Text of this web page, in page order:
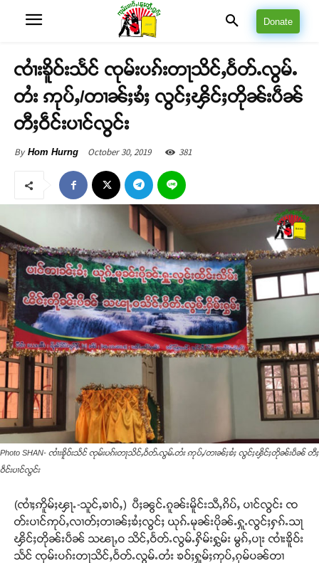
Donate
ၸၢႆးၶိူဝ်းသႅင် ၸုမ်းပၵ်းတႃသိင်ႇဝႅတ်ႉလွမ်ႉ
တႆး ဢုပ်ႇ/တၢၼ်ႈၶႆႈ လွင်ႈၾိင်ႈတိုၼ်းပဵၼ်
တီႈဝဵင်းပၢင်လွင်း
By Hom Hurng October 30, 2019 381
Photo SHAN- ၸၢႆးၶိူဝ်းသႅင် ၸုမ်းပၵ်းတႃသိင်ႇဝႅတ်ႉလွမ်ႉတႆး ဢုပ်ႇ/တၢၼ်ႈၶႆႈ လွင်ႈၾိင်ႈတိုၼ်းပဵၼ် တီႈ
ဝဵင်းပၢင်လွင်း
(ၸၢႆႈဢိူမ်ႈၾႃႉ-သူင်ႇၶၢဝ်ႇ) ပီႈၼွင်ႉၵူၼ်းမိူင်းသီႇၵိပ်ႇ ပၢင်လွင်း ၸ
တ်းပၢင်ဢုပ်ႇလၢတ်ႈတၢၼ်ႈၶႆႈလွင်ႈ ယုၵ်ႉမုၼ်းပိုၼ်ႉႁူႉလွင်ႈႁၵ်ႉသႃ
ၾိင်ႈတိုၼ်းပဵၼ် သၽႃႇဝ သိင်ႇဝႅတ်ႉလွမ်ႉႁိမ်းႁွမ်း မွၵ်ႇပႃး ၸၢႆးၶိူဝ်း
သႅင် ၸုမ်းပၵ်းတႃသိင်ႇဝႅတ်ႉလွမ်ႉတႆး ၶဝ်ႈႁူမ်ႈဢုပ်ႇၵုမ်ပၼ်တၢ